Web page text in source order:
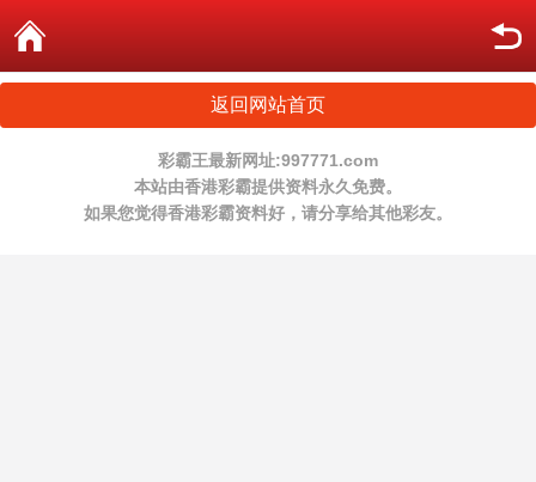
返回网站首页
彩霸王最新网址:997771.com
本站由香港彩霸提供资料永久免费。
如果您觉得香港彩霸资料好，请分享给其他彩友。